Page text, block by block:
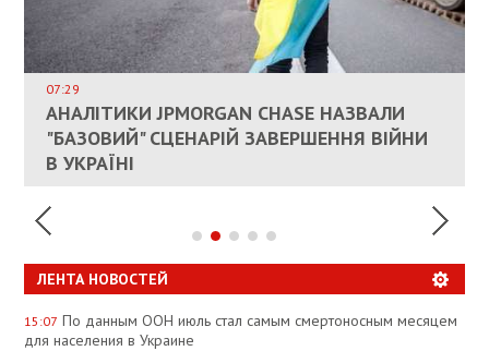
КАНДИДАТ В ПРЕМЬЕРЫ ПОЛЬШИ ПРИЗВАЛ
ЕС ПРЕКРАТИТЬ ВОЕННУЮ ПОМОЩЬ
УКРАИНЕ
07:29
АНАЛІТИКИ JPMORGAN CHASE НАЗВАЛИ
"БАЗОВИЙ" СЦЕНАРІЙ ЗАВЕРШЕННЯ ВІЙНИ
В УКРАЇНІ
ВЛАСНИКАМ ЗРУЙНОВАНОГО ЖИТЛА
ДОЗВОЛИЛИ НЕ ПЛАТИТИ ЗА КОМУНАЛКУ
ИНТЕГРАЦИЯ УКРАИНЫ В НАТО ВРЯД ЛИ
СОСТОИТСЯ В БЛИЖАЙШЕЕ ВРЕМЯ, –
РЮТТЕ
ПАЛИВНИЙ РИНОК РОЗІГРІЛИ ШТУЧНО:
АНАЛІТИКИ ЗВИНУВАТИЛИ АЗС У
СПЕКУЛЯЦІЇ
ЛЕНТА НОВОСТЕЙ
15:07 По данным ООН июль стал самым смертоносным месяцем
для населения в Украине